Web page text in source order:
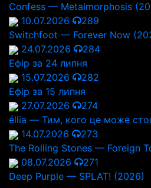
Confess — Metalmorphosis
10.07.2026
289
Switchfoot — Forever Now
24.07.2026
284
Ефір за 24 липня
15.07.2026
282
Ефір за 15 липня
27.07.2026
274
éllia — Тим, кого це може
14.07.2026
273
The Rolling Stones — Foreign
08.07.2026
271
Deep Purple — SPLAT! (2026)